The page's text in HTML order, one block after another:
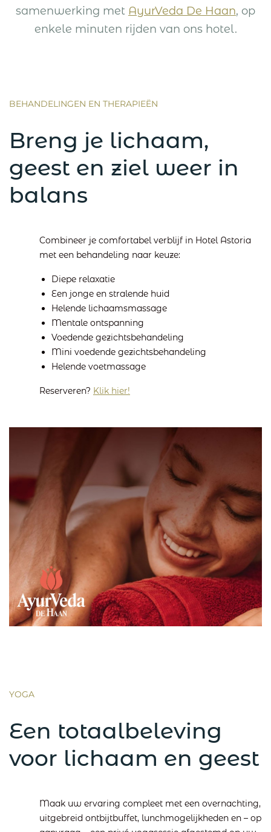
samenwerking met AyurVeda De Haan, op
enkele minuten rijden van ons hotel.
BEHANDELINGEN EN THERAPIEËN
Breng je lichaam,
geest en ziel weer in
balans
Combineer je comfortabel verblijf in Hotel Astoria
met een behandeling naar keuze:
Diepe relaxatie
Een jonge en stralende huid
Helende lichaamsmassage
Mentale ontspanning
Voedende gezichtsbehandeling
Mini voedende gezichtsbehandeling
Helende voetmassage
Reserveren? Klik hier!
YOGA
Een totaalbeleving
voor lichaam en geest
Maak uw ervaring compleet met een overnachting,
uitgebreid ontbijtbuffet, lunchmogelijkheden en – op